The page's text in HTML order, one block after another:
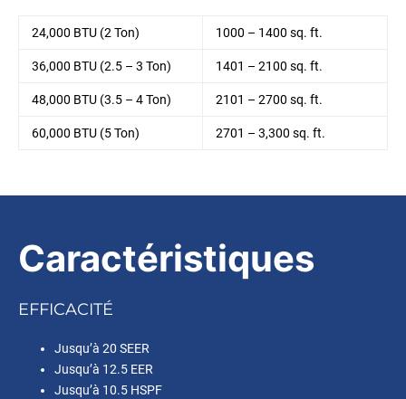
24,000 BTU (2 Ton) 1000 – 1400 sq. ft.
36,000 BTU (2.5 – 3 Ton) 1401 – 2100 sq. ft.
48,000 BTU (3.5 – 4 Ton) 2101 – 2700 sq. ft.
60,000 BTU (5 Ton) 2701 – 3,300 sq. ft.
Caractéristiques
EFFICACITÉ
Jusqu’à 20 SEER
Jusqu’à 12.5 EER
Jusqu’à 10.5 HSPF